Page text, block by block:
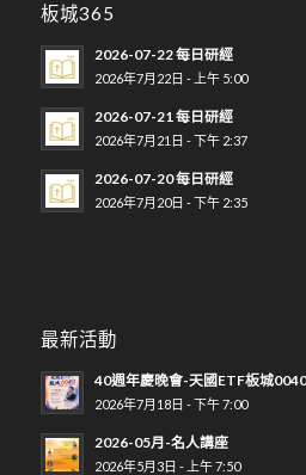
板城365
2026-07-22 每日研經
2026年7月22日 - 上午 5:00
2026-07-21 每日研經
2026年7月21日 - 下午 2:37
2026-07-20 每日研經
2026年7月20日 - 下午 2:35
最新活動
40週年慶晚會-天國ETF板城0040
2026年7月18日 - 下午 7:00
2026-05月-名人講座
2026年5月3日 - 上午 7:50